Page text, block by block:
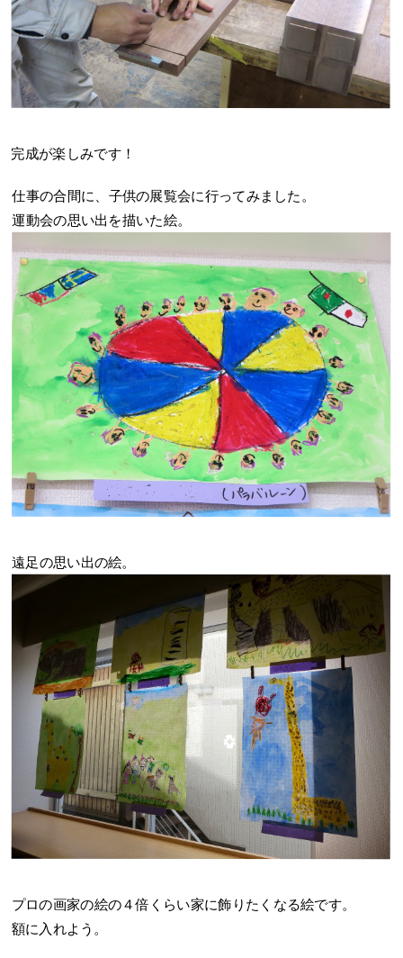
完成が楽しみです！
仕事の合間に、子供の展覧会に行ってみました。
運動会の思い出を描いた絵。
遠足の思い出の絵。
プロの画家の絵の４倍くらい家に飾りたくなる絵です。
額に入れよう。